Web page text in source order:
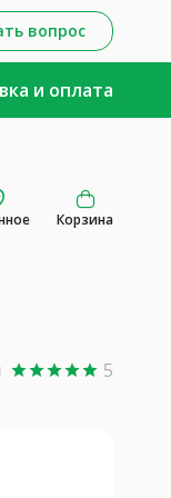
вопрос
и оплата
Корзина
starstarstarstarstar 5